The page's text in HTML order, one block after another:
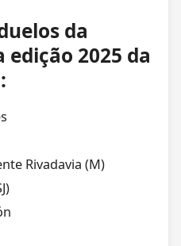
da
edição 2025 da
:
Rivadavia (M)